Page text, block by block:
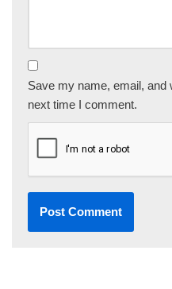
Save my name, email, and
next time I comment.